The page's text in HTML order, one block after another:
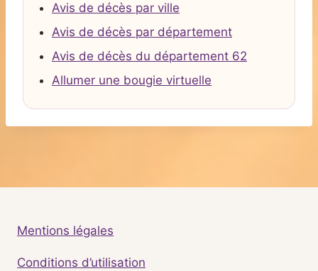
Avis de décès par ville
Avis de décès par département
Avis de décès du département 62
Allumer une bougie virtuelle
Mentions légales
Conditions d’utilisation